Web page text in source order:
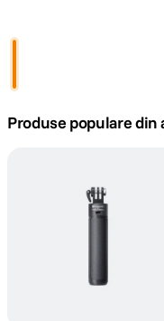
Produse populare din